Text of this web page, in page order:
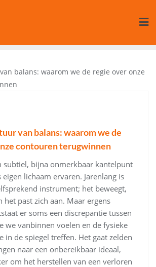
van balans: waarom we de
contouren terugwinnen
subtiel, bijna onmerkbaar kantelpunt
lichaam ervaren. Jarenlang is
instrument; het beweegt,
het past zich aan. Maar ergens
er soms een discrepantie tussen
we vanbinnen voelen en de fysieke
in de spiegel treffen. Het gaat zelden
naar een onbereikbaar ideaal,
om het herstellen van een verloren